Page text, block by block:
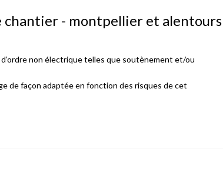
- montpellier et alentours
non électrique telles que soutènement et/ou
de façon adaptée en fonction des risques de cet